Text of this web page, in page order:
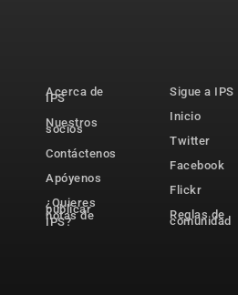
Acerca de
IPS
Nuestros
socios
Contáctenos
Apóyenos
¿Quieres
publicar
notas de
IPS?
Sigue a IPS
Inicio
Twitter
Facebook
Flickr
Reglas de
comunidad